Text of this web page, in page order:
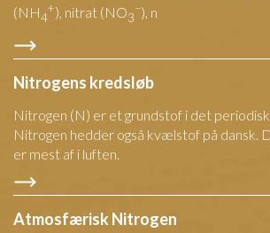
(NH4
+), nitrat (NO3
–), n
Nitrogens kredsløb
Nitrogen (N) er et grundstof i det
Nitrogen hedder også kvælstof på dansk.
er mest af i luften.
Atmosfærisk Nitrogen